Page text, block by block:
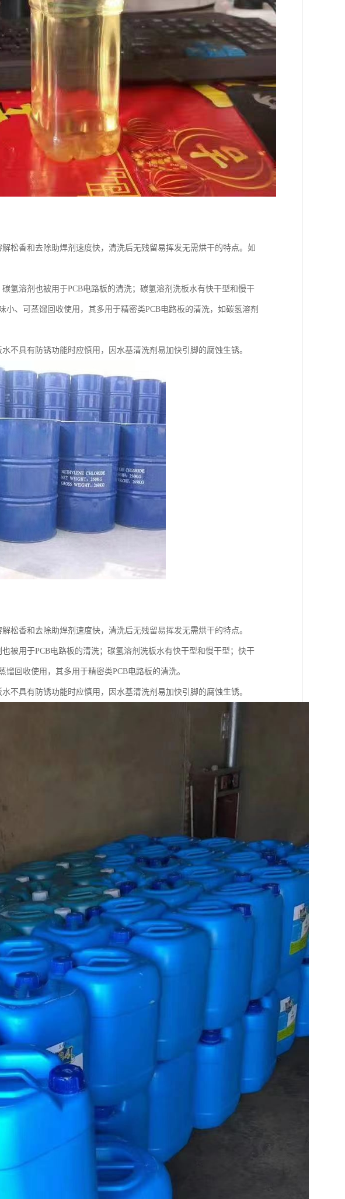
松香和去除助焊剂速度快，清洗后无残留易挥发无需烘干的特点。如
氢溶剂也被用于PCB电路板的清洗；碳氢溶剂洗板水有快干型和慢干
、可蒸馏回收使用，其多用于精密类PCB电路板的清洗，如碳氢溶剂
不具有防锈功能时应慎用，因水基清洗剂易加快引脚的腐蚀生锈。
松香和去除助焊剂速度快，清洗后无残留易挥发无需烘干的特点。
被用于PCB电路板的清洗；碳氢溶剂洗板水有快干型和慢干型；快干
回收使用，其多用于精密类PCB电路板的清洗。
不具有防锈功能时应慎用，因水基清洗剂易加快引脚的腐蚀生锈。